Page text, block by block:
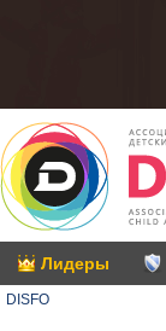
Лидеры
DISFO